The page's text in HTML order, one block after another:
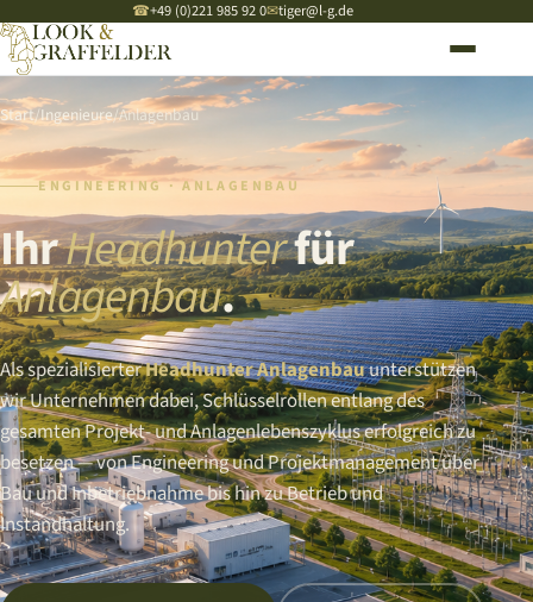
☎+49 (0)221 985 92 0✉tiger@l-g.de
Start/Ingenieure/Anlagenbau
ENGINEERING · ANLAGENBAU
IhrHeadhunterfür
Anlagenbau.
Als spezialisierterHeadhunter Anlagenbauunterstützen
wir Unternehmen dabei, Schlüsselrollen entlang des
gesamten Projekt- und Anlagenlebenszyklus erfolgreich zu
besetzen — von Engineering und Projektmanagement über
Bau und Inbetriebnahme bis hin zu Betrieb und
Instandhaltung.